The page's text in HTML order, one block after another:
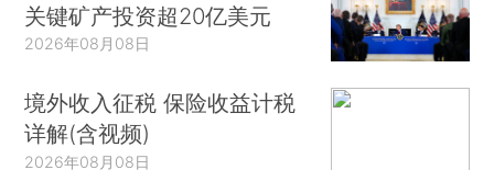
关键矿产投资超20亿美元
2026年08月08日
境外收入征税 保险收益计税
详解(含视频)
2026年08月08日